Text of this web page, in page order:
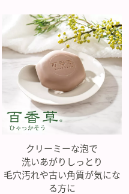
クリーミーな泡で
洗いあがりしっとり
毛穴汚れや古い角質が気にな
る方に